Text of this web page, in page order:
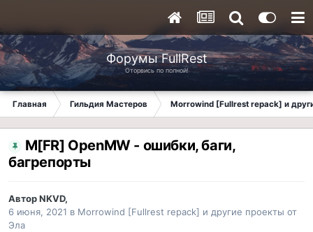
Форумы FullRest
Оторвись по полной!
Главная Гильдия Мастеров Morrowind [Fullrest repack] и
M[FR] OpenMW - ошибки, баги,
багрепорты
АвторNKVD,
6 июня, 2021 в Morrowind [Fullrest repack] и другие проекты от
Эла